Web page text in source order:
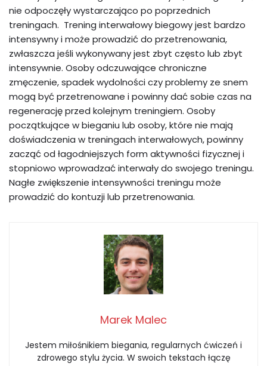
nie odpoczęły wystarczająco po poprzednich
treningach. Trening interwałowy biegowy jest bardzo
intensywny i może prowadzić do przetrenowania,
zwłaszcza jeśli wykonywany jest zbyt często lub zbyt
intensywnie. Osoby odczuwające chroniczne
zmęczenie, spadek wydolności czy problemy ze snem
mogą być przetrenowane i powinny dać sobie czas na
regenerację przed kolejnym treningiem. Osoby
początkujące w bieganiu lub osoby, które nie mają
doświadczenia w treningach interwałowych, powinny
zacząć od łagodniejszych form aktywności fizycznej i
stopniowo wprowadzać interwały do swojego treningu.
Nagłe zwiększenie intensywności treningu może
prowadzić do kontuzji lub przetrenowania.
Marek Malec
Jestem miłośnikiem biegania, regularnych ćwiczeń i
zdrowego stylu życia. W swoich tekstach łączę